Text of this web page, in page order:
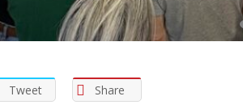
Tweet Share